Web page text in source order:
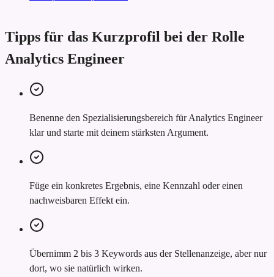
Tipps für das Kurzprofil bei der Rolle
Analytics Engineer
Benenne den Spezialisierungsbereich für Analytics Engineer
klar und starte mit deinem stärksten Argument.
Füge ein konkretes Ergebnis, eine Kennzahl oder einen
nachweisbaren Effekt ein.
Übernimm 2 bis 3 Keywords aus der Stellenanzeige, aber nur
dort, wo sie natürlich wirken.